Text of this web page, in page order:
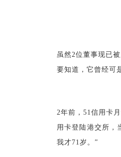
虽然2位董事现已
要知道，它曾经可
2年前，51信用卡
用卡登陆港交所，
我才71岁。”